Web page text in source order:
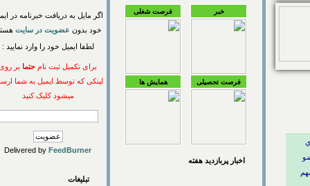
فرصت شغلی
فرصت تحصیلی همایش ها
اخبار پربازديد هفته
اگر مایل به دریافت خبرنامه در ایمیل
خود بدونعضویت در سایتهستید
لطفا ایمیل خود را وارد نمایید :
برای تکمیل ثبت نام حتمابر روی
لینکی که توسط ایمیل به شما ارسال
میشود کلیک کنید
Delivered byFeedBurner
تبلیغات